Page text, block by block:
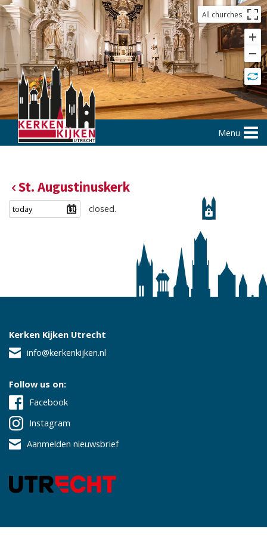
All churches
Menu
St. Augustinuskerk
closed.
Kerken Kijken Utrecht
info@kerkenkijken.nl
Follow us on:
Facebook
Instagram
Aanmelden nieuwsbrief